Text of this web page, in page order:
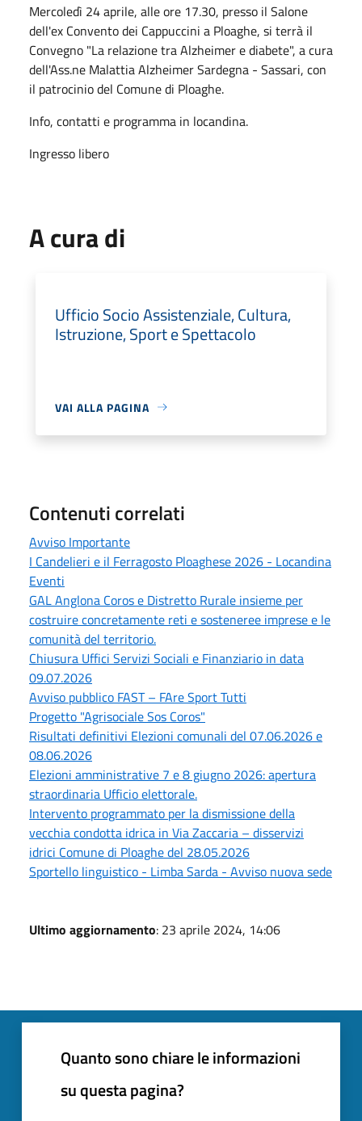
Mercoledì 24 aprile, alle ore 17.30, presso il Salone
dell'ex Convento dei Cappuccini a Ploaghe, si terrà il
Convegno "La relazione tra Alzheimer e diabete", a cura
dell'Ass.ne Malattia Alzheimer Sardegna - Sassari, con
il patrocinio del Comune di Ploaghe.
Info, contatti e programma in locandina.
Ingresso libero
A cura di
Ufficio Socio Assistenziale, Cultura,
Istruzione, Sport e Spettacolo
VAI ALLA PAGINA
Contenuti correlati
Avviso Importante
I Candelieri e il Ferragosto Ploaghese 2026 - Locandina
Eventi
GAL Anglona Coros e Distretto Rurale insieme per
costruire concretamente reti e sosteneree imprese e le
comunità del territorio.
Chiusura Uffici Servizi Sociali e Finanziario in data
09.07.2026
Avviso pubblico FAST – FAre Sport Tutti
Progetto "Agrisociale Sos Coros"
Risultati definitivi Elezioni comunali del 07.06.2026 e
08.06.2026
Elezioni amministrative 7 e 8 giugno 2026: apertura
straordinaria Ufficio elettorale.
Intervento programmato per la dismissione della
vecchia condotta idrica in Via Zaccaria – disservizi
idrici Comune di Ploaghe del 28.05.2026
Sportello linguistico - Limba Sarda - Avviso nuova sede
Ultimo aggiornamento: 23 aprile 2024, 14:06
Quanto sono chiare le informazioni
su questa pagina?